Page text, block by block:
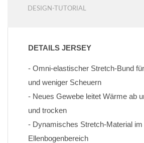
DESIGN-TUTORIAL
DETAILS JERSEY
- Omni-elastischer Stretch-Bund
und weniger Scheuern
- Neues Gewebe leitet Wärme ab
und trocken
- Dynamisches Stretch-Material im
Ellenbogenbereich